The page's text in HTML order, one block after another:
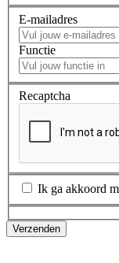
E-mailadres
Functie
Recaptcha
Ik ga akkoord